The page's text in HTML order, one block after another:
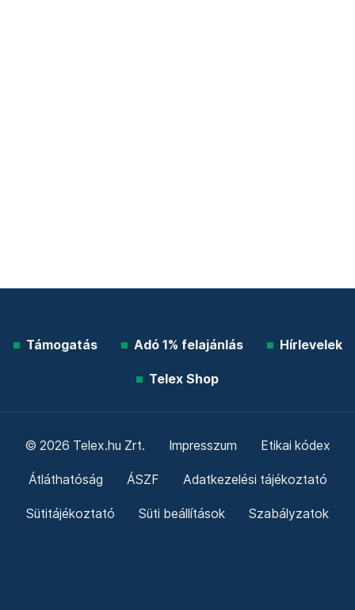
Támogatás Adó 1% felajánlás Hírlevelek
Telex Shop
© 2026 Telex.hu Zrt. Impresszum Etikai kódex
Átláthatóság ÁSZF Adatkezelési tájékoztató
Sütitájékoztató Süti beállítások Szabályzatok